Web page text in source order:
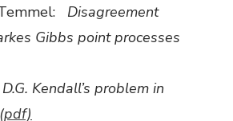
Disagreement
Gibbs point processes
Kendall’s problem in
(pdf)